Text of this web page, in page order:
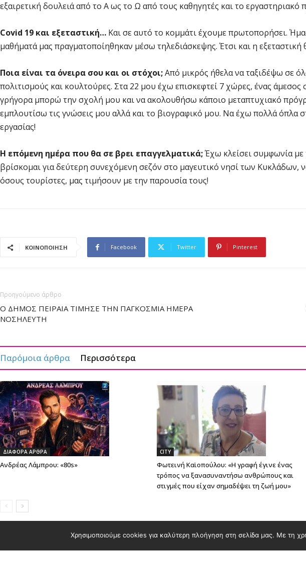
εξαιρετική δουλειά από το Α ως το Ω από τους καθηγητές και το εργαστηριακό
Covid 19 και εξεταστική… Και σε αυτό το κομμάτι έχουμε πρωτοπορήσει.
μαθήματά μας πραγματοποίηθηκαν μέσω τηλεδιάσκεψης. Έτσι και η εξεταστική
Ποια είναι τα όνειρα σου και οι στόχοι;Από μικρός ήθελα να ταξιδέψω σε
πολιτισμούς και κουλτούρες. Στα 22 μου έχω επισκεφτεί 7 χώρες, ένας
γρήγορα μπορώ την σχολή μου και να ακολουθήσω κάποιο μεταπτυχιακό
εμπλουτίσω τις γνώσεις μου αλλά και το βιογραφικό μου. Να έχω πολλά όπλα
εργασίας!
Η επόμενη ημέρα που θα σε βρει επαγγελματικά;Έχω κλείσει συμφωνία
βρίσκομαι για δεύτερη συνεχόμενη σεζόν στο μαγευτικό νησί των
όσους τουρίστες, μας τιμήσουν με την παρουσία τους!
ΚΟΙΝΟΠΟΙΗΣΗ Facebook Twitter Pinterest
Προηγούμενο άρθρο
Ο ΔΗΜΟΣ ΠΕΙΡΑΙΑ ΤΙΜΗΣΕ ΤΗΝ ΠΑΓΚΟΣΜΙΑ ΗΜΕΡΑ
ΝΟΣΗΛΕΥΤΗ
Παρόμοια άρθρα Περισσότερα
ΔΙΑΦΟΡΑ ΑΡΘΡΑ
Ανδρέας Λάμπρου: «80s»
CITY
Φωτεινή Καϊοπούλου: «Η γραφή έγινε ένας
τρόπος να ξανασυναντήσω ανθρώπους και
στιγμές που είχαν σημαδέψει τη ζωή μου»
Χρησιμοποιούμε cookies για καλύτερη πλοήγηση στη σελίδα μας. Με τη